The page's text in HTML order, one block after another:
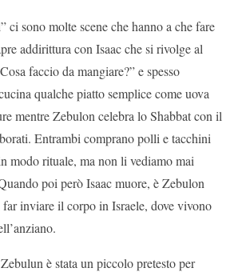
ci sono molte scene che hanno a che fare
addirittura con Isaac che si rivolge al
faccio da mangiare?” e spesso
qualche piatto semplice come uova
mentre Zebulon celebra lo Shabbat con il
Entrambi comprano polli e tacchini
modo rituale, ma non li vediamo mai
poi però Isaac muore, è Zebulon
inviare il corpo in Israele, dove vivono
è stata un piccolo pretesto per